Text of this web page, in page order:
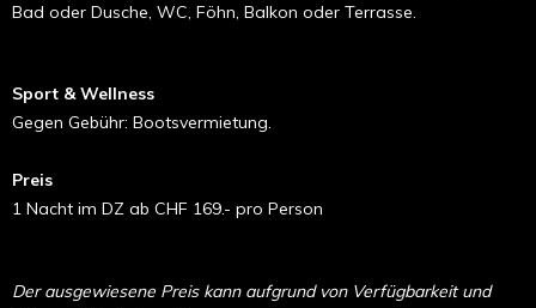
Bad oder Dusche, WC, Föhn, Balkon oder Terrasse.
Sport & Wellness
Gegen Gebühr: Bootsvermietung.
Preis
1 Nacht im DZ ab CHF 169.- pro Person
Der ausgewiesene Preis kann aufgrund von Verfügbarkeit und